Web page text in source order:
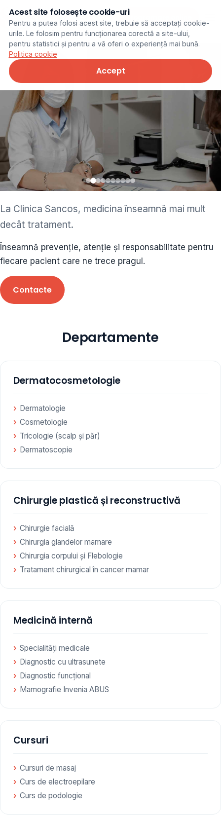
Programare online
ginecolog • cardiolog •
ORL • endocrinolog
Cât și alte specialități medicale, toate în cadrul aceleiași
Clinici
Programare
La Clinica Sancos, medicina înseamnă mai mult
decât tratament.
Înseamnă prevenție, atenție și responsabilitate pentru
fiecare pacient care ne trece pragul.
Contacte
Departamente
Dermatocosmetologie
Dermatologie
Cosmetologie
Tricologie (scalp și păr)
Dermatoscopie
Chirurgie plastică și reconstructivă
Chirurgie facială
Chirurgia glandelor mamare
Chirurgia corpului și Flebologie
Tratament chirurgical în cancer mamar
Medicină internă
Specialități medicale
Diagnostic cu ultrasunete
Diagnostic funcțional
Mamografie Invenia ABUS
Cursuri
Cursuri de masaj
Curs de electroepilare
Curs de podologie
Acest site folosește cookie-uri
Pentru a putea folosi acest site, trebuie să acceptați cookie-
urile. Le folosim pentru funcționarea corectă a site-ului,
pentru statistici și pentru a vă oferi o experiență mai bună.
Politica cookie
Accept